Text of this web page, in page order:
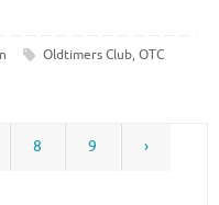
Oldtimers Club, OTC
8 9 ›